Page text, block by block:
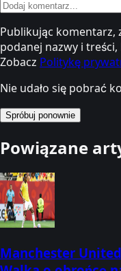
Publikując komentarz,
podanej nazwy i
Zobacz Politykę
Nie udało się pobrać
Spróbuj ponownie
Powiązane
Manchester